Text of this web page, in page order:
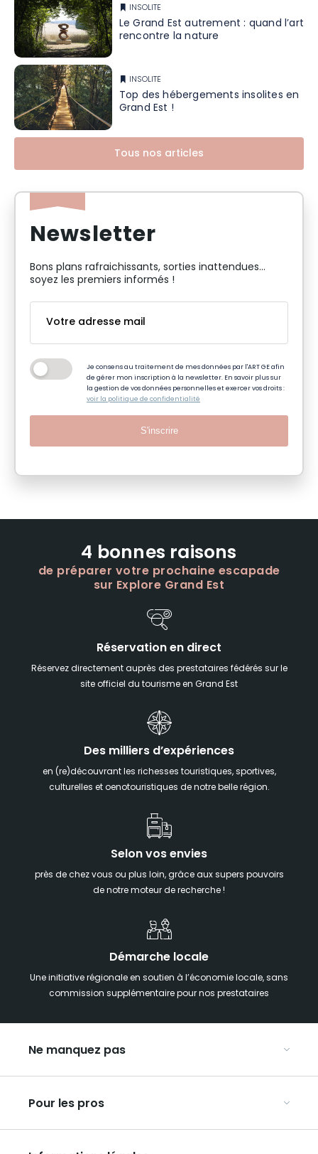
INSOLITE
Le Grand Est autrement : quand l’art
rencontre la nature
INSOLITE
Top des hébergements insolites en
Grand Est !
Tous nos articles
Newsletter
Bons plans rafraichissants, sorties inattendues…
soyez les premiers informés !
Je consens au traitement de mes données par l'ART GE afin
de gérer mon inscription à la newsletter. En savoir plus sur
la gestion de vos données personnelles et exercer vos droits :
voir la politique de confidentialité
S'inscrire
4 bonnes raisons
de préparer votre prochaine escapade
sur Explore Grand Est
Réservation en direct
Réservez directement auprès des prestataires fédérés sur le
site officiel du tourisme en Grand Est
Des milliers d’expériences
en (re)découvrant les richesses touristiques, sportives,
culturelles et oenotouristiques de notre belle région.
Selon vos envies
près de chez vous ou plus loin, grâce aux supers pouvoirs
de notre moteur de recherche !
Démarche locale
Une initiative régionale en soutien à l’économie locale, sans
commission supplémentaire pour nos prestataires
Ne manquez pas
Week-end insolite en Grand Est
Week-end spa en Grand Est
Hébergements insolites
Pour les pros